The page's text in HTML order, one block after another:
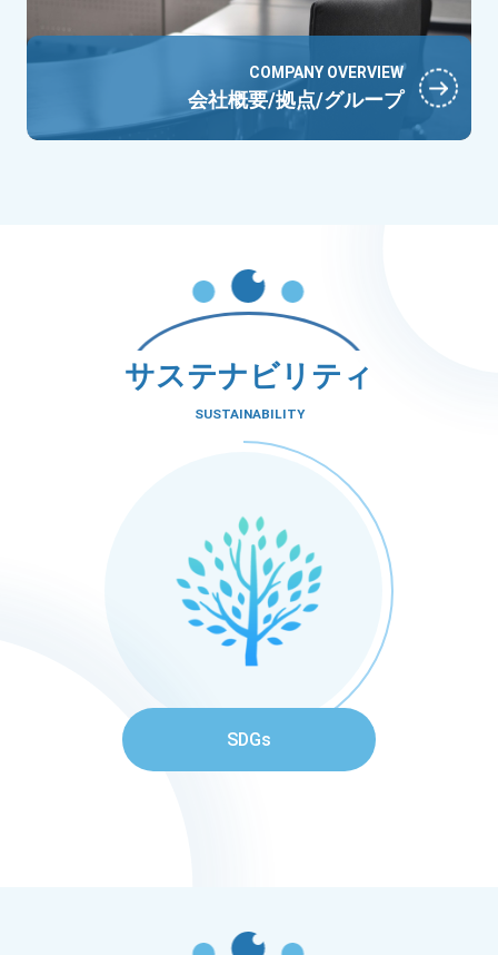
COMPANY OVERVIEW
会社概要/拠点/グループ
サステナビリティ
SUSTAINABILITY
SDGs